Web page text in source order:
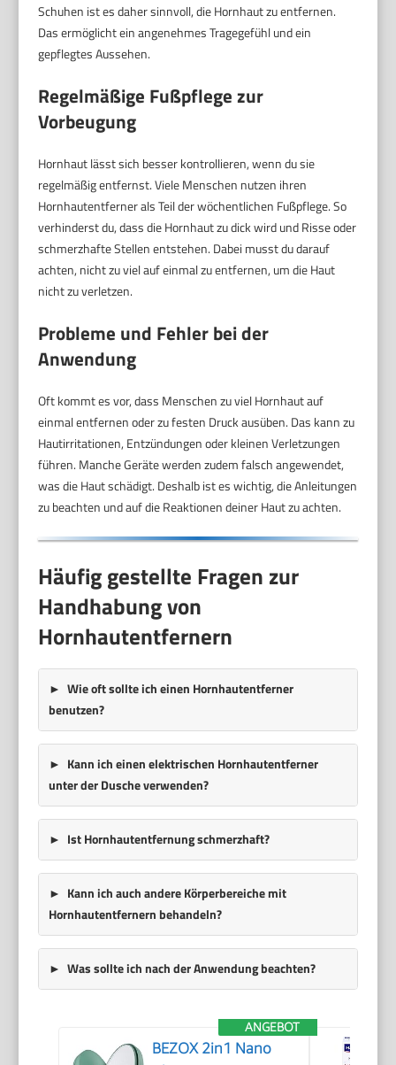
Schuhen ist es daher sinnvoll, die Hornhaut zu entfernen.
Das ermöglicht ein angenehmes Tragegefühl und ein
gepflegtes Aussehen.
Regelmäßige Fußpflege zur
Vorbeugung
Hornhaut lässt sich besser kontrollieren, wenn du sie
regelmäßig entfernst. Viele Menschen nutzen ihren
Hornhautentferner als Teil der wöchentlichen Fußpflege. So
verhinderst du, dass die Hornhaut zu dick wird und Risse oder
schmerzhafte Stellen entstehen. Dabei musst du darauf
achten, nicht zu viel auf einmal zu entfernen, um die Haut
nicht zu verletzen.
Probleme und Fehler bei der
Anwendung
Oft kommt es vor, dass Menschen zu viel Hornhaut auf
einmal entfernen oder zu festen Druck ausüben. Das kann zu
Hautirritationen, Entzündungen oder kleinen Verletzungen
führen. Manche Geräte werden zudem falsch angewendet,
was die Haut schädigt. Deshalb ist es wichtig, die Anleitungen
zu beachten und auf die Reaktionen deiner Haut zu achten.
Häufig gestellte Fragen zur
Handhabung von
Hornhautentfernern
Wie oft sollte ich einen Hornhautentferner
benutzen?
Kann ich einen elektrischen Hornhautentferner
unter der Dusche verwenden?
Ist Hornhautentfernung schmerzhaft?
Kann ich auch andere Körperbereiche mit
Hornhautentfernern behandeln?
Was sollte ich nach der Anwendung beachten?
ANGEBOT
BEZOX 2in1 Nano